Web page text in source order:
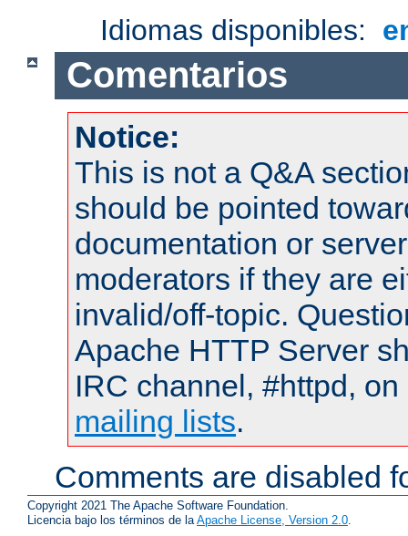
Idiomas disponibles:
Comentarios
Notice:
This is not a Q&A
should be pointed
documentation or
moderators if they are
invalid/off-topic.
Apache HTTP Server
IRC channel, #httpd,
mailing lists.
Comments are disabled
Copyright 2021 The Apache Software Foundation.
Licencia bajo los términos de la Apache License, Version 2.0